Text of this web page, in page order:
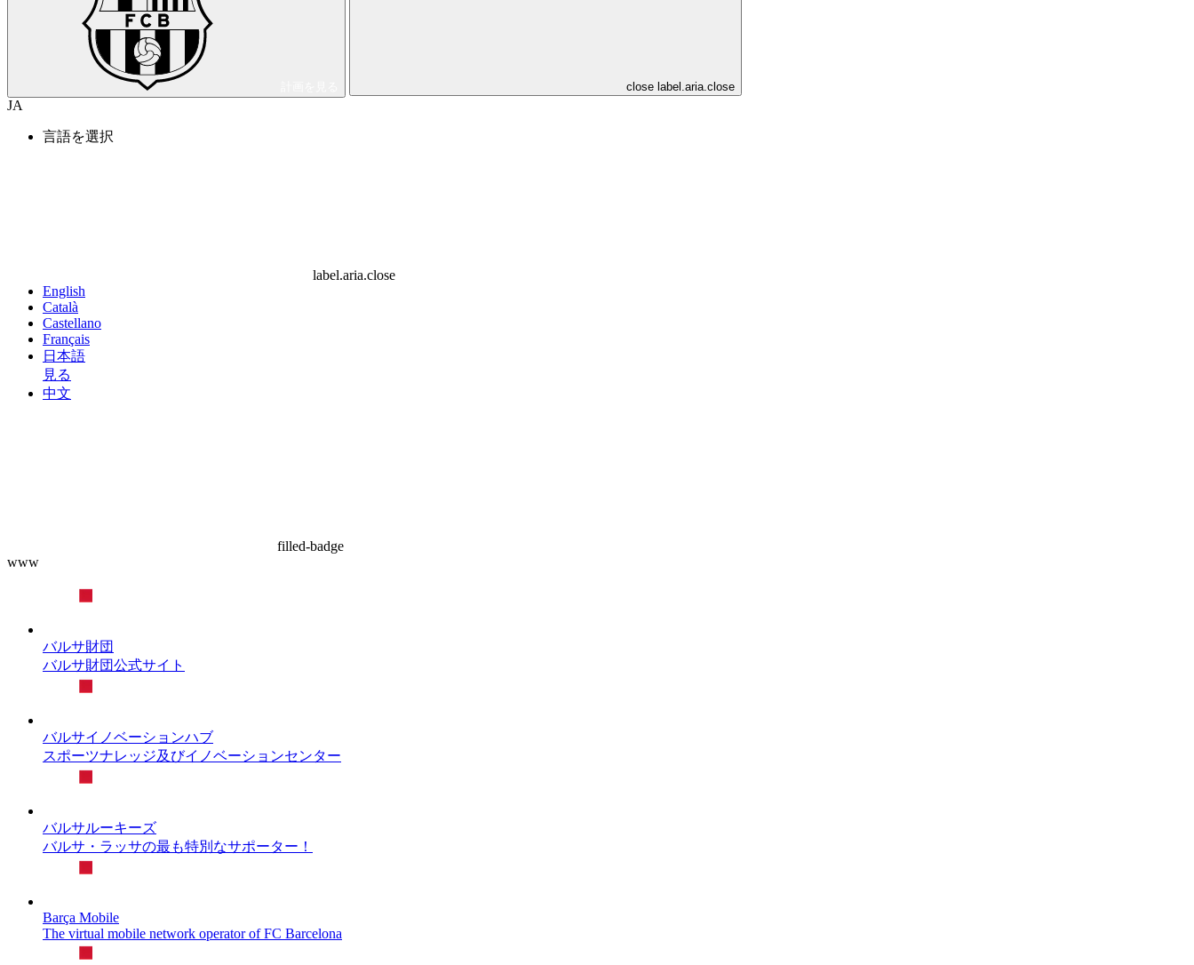
close label.aria.close
JA
言語を選択
label.aria.close
English
Català
Castellano
Français
日本語
見る
中文
filled-badge
www
バルサ財団
バルサ財団公式サイト
バルサイノベーションハブ
スポーツナレッジ及びイノベーションセンター
バルサルーキーズ
バルサ・ラッサの最も特別なサポーター！
Barça Mobile
The virtual mobile network operator of FC Barcelona